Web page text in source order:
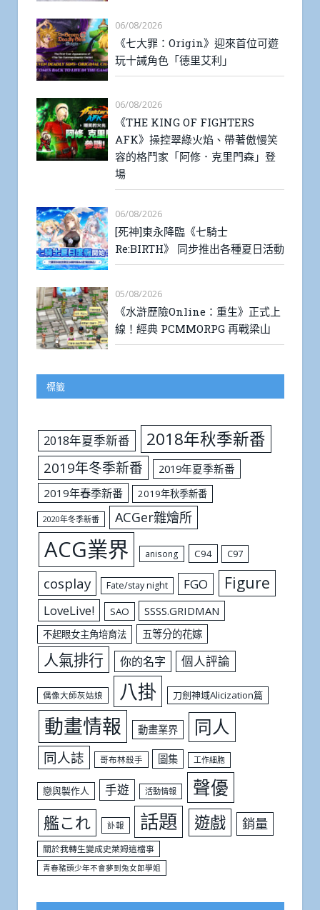
06/08/2026
《七大罪：Origin》迎來首位可遊
玩十誡角色「德里艾利」
06/08/2026
《THE KING OF FIGHTERS
AFK》操控翠綠火焰、帶著傲慢笑
容的格鬥家「阿修．克里門森」登
場
06/08/2026
[死神]東永降臨《七騎士
Re:BIRTH》 同步推出各種夏日活動
05/08/2026
《水滸歷險Online：重生》正式上
線！經典 PCMMORPG 再戰梁山
標籤
2018年夏季新番 2018年秋季新番
2019年冬季新番
2019年夏季新番
2019年春季新番
2019年秋季新番
2020年冬季新番 ACGer雜燴所
ACG業界 anisong C94 C97
cosplay Fate/stay night FGO Figure
LoveLive! SAO SSSS.GRIDMAN
不起眼女主角培育法 五等分的花嫁
人氣排行 你的名字 個人評論
偶像大師灰姑娘 八掛 刀劍神域Alicization篇
動畫情報 動畫業界 同人
同人誌 哥布林殺手 圖集 工作細胞
戀與製作人 手遊 活動情報 聲優
艦これ 訃報 話題 遊戲 銷量
關於我轉生變成史萊姆這檔事
青春豬頭少年不會夢到兔女郎學姐